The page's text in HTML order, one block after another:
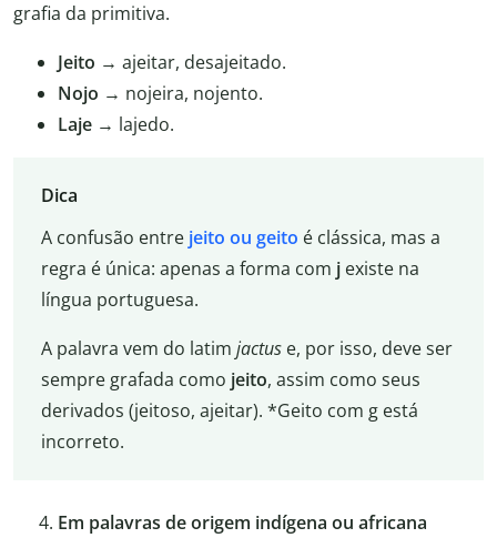
grafia da primitiva.
Jeito → ajeitar, desajeitado.
Nojo → nojeira, nojento.
Laje → lajedo.
Dica
A confusão entre jeito ou geito é clássica, mas a
regra é única: apenas a forma com jexiste na
língua portuguesa.
A palavra vem do latim jactuse, por isso, deve ser
sempre grafada como jeito, assim como seus
derivados (jeitoso, ajeitar). *Geito com g está
incorreto.
Em palavras de origem indígena ou africana